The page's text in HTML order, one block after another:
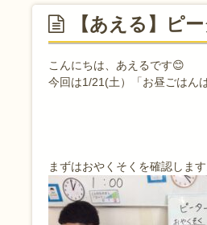
【あえる】ピ
こんにちは、あえるです😊
今回は1/21(土）「お昼ごはん
まずはおやくそくを確認します